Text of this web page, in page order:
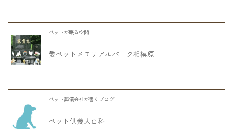
ペットが眠る空間
愛ペットメモリアルパーク相模原
ペット葬儀会社が書くブログ
ペット供養大百科